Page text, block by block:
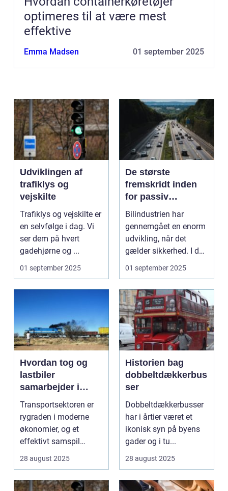
optimeres til at være mest
effektive
Emma Madsen 01 september 2025
Udviklingen af
trafiklys og
vejskilte
Trafiklys og vejskilte er
en selvfølge i dag. Vi
ser dem på hvert
gadehjørne og ...
01 september 2025
De største
fremskridt inden
for passiv
sikkerhed i biler
Bilindustrien har
gennemgået en enorm
udvikling, når det
gælder sikkerhed. I dag
e...
01 september 2025
Hvordan tog og
lastbiler
samarbejder i
transportsektoren
Transportsektoren er
rygraden i moderne
økonomier, og et
effektivt samspil
mellem tog og last...
28 august 2025
Historien bag
dobbeltdækkerbus
ser
Dobbeltdækkerbusser
har i årtier været et
ikonisk syn på byens
gader og i tu...
28 august 2025